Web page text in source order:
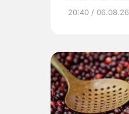
20:40 / 06.08.26